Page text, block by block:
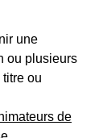
une
ou plusieurs
ou
de